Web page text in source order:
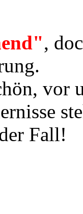
,
vor
Fall!